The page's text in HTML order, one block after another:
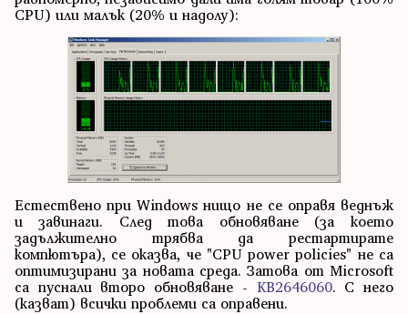
CPU) или малък (20% и надолу):
Естествено при Windows нищо не се оправя веднъж
и завинаги. След това обновяване (за което
задължително трябва да рестартирате
компютъра), се оказва, че "CPU power policies" не са
оптимизирани за новата среда. Затова от Microsoft
са пуснали второ обновяване - KB2646060. С него
(казват) всички проблеми са оправени.